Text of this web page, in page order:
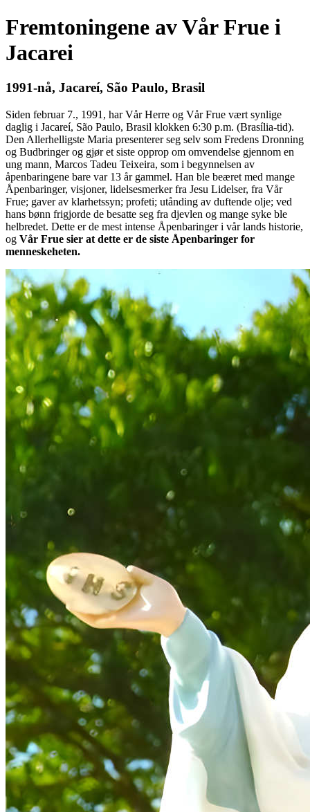
Fremtoningene av Vår Frue i
Jacarei
1991-nå, Jacareí, São Paulo, Brasil
Siden februar 7., 1991, har Vår Herre og Vår Frue vært synlige
daglig i Jacareí, São Paulo, Brasil klokken 6:30 p.m. (Brasília-tid).
Den Allerhelligste Maria presenterer seg selv som Fredens Dronning
og Budbringer og gjør et siste opprop om omvendelse gjennom en
ung mann, Marcos Tadeu Teixeira, som i begynnelsen av
åpenbaringene bare var 13 år gammel. Han ble beæret med mange
Åpenbaringer, visjoner, lidelsesmerker fra Jesu Lidelser, fra Vår
Frue; gaver av klarhetssyn; profeti; utånding av duftende olje; ved
hans bønn frigjorde de besatte seg fra djevlen og mange syke ble
helbredet. Dette er de mest intense Åpenbaringer i vår lands historie,
og Vår Frue sier at dette er de siste Åpenbaringer for
menneskeheten.